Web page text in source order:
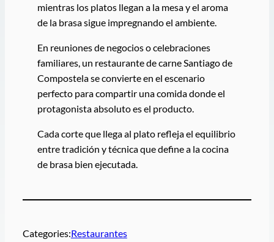
mientras los platos llegan a la mesa y el aroma
de la brasa sigue impregnando el ambiente.
En reuniones de negocios o celebraciones
familiares, un restaurante de carne Santiago de
Compostela se convierte en el escenario
perfecto para compartir una comida donde el
protagonista absoluto es el producto.
Cada corte que llega al plato refleja el equilibrio
entre tradición y técnica que define a la cocina
de brasa bien ejecutada.
Categories:Restaurantes